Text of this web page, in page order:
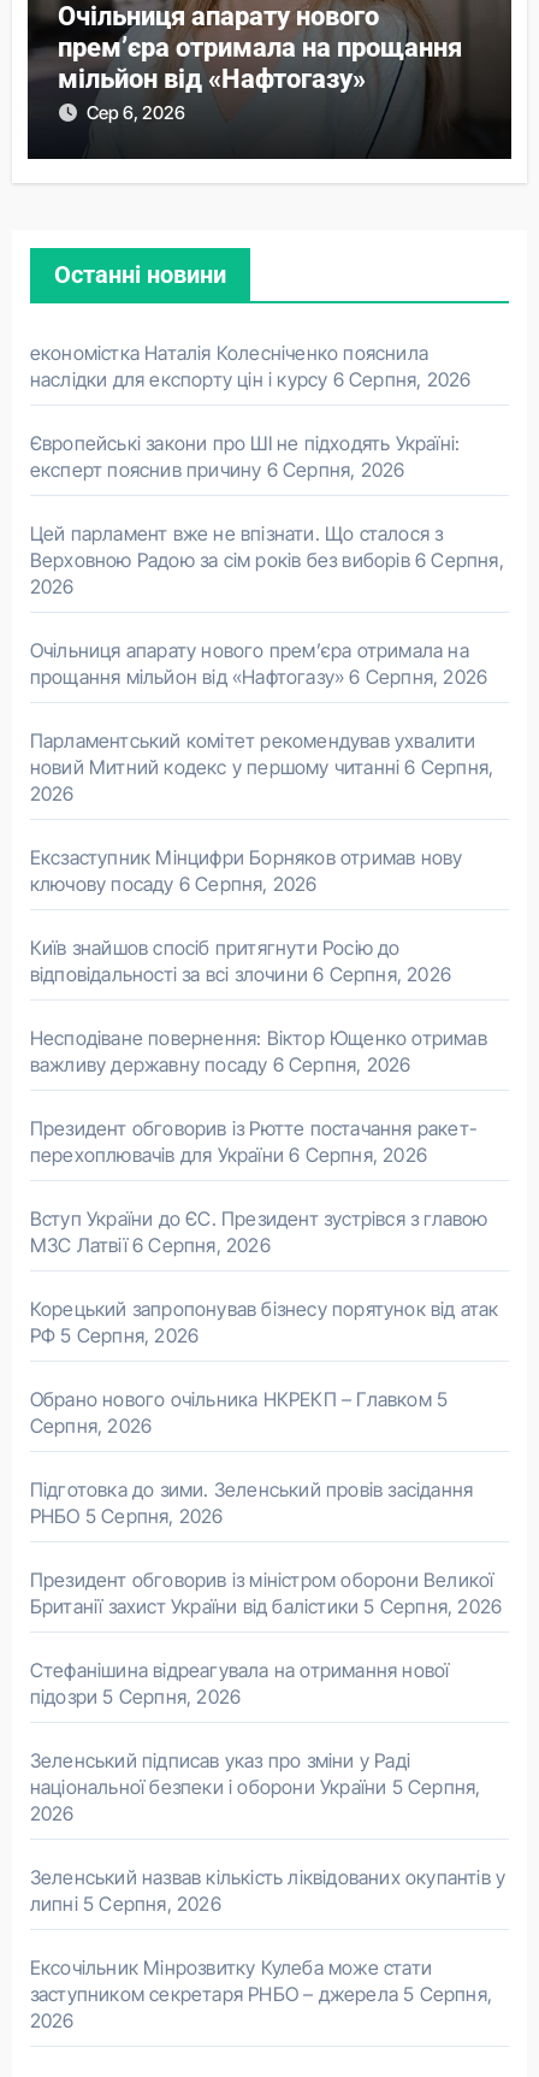
Очільниця апарату нового
прем’єра отримала на прощання
мільйон від «Нафтогазу»
Сер 6, 2026
Останні новини
економістка Наталія Колесніченко пояснила
наслідки для експорту цін і курсу 6 Серпня, 2026
Європейські закони про ШІ не підходять Україні:
експерт пояснив причину 6 Серпня, 2026
Цей парламент вже не впізнати. Що сталося з
Верховною Радою за сім років без виборів 6 Серпня,
2026
Очільниця апарату нового прем’єра отримала на
прощання мільйон від «Нафтогазу» 6 Серпня, 2026
Парламентський комітет рекомендував ухвалити
новий Митний кодекс у першому читанні 6 Серпня,
2026
Ексзаступник Мінцифри Борняков отримав нову
ключову посаду 6 Серпня, 2026
Київ знайшов спосіб притягнути Росію до
відповідальності за всі злочини 6 Серпня, 2026
Несподіване повернення: Віктор Ющенко отримав
важливу державну посаду 6 Серпня, 2026
Президент обговорив із Рютте постачання ракет-
перехоплювачів для України 6 Серпня, 2026
Вступ України до ЄС. Президент зустрівся з главою
МЗС Латвії 6 Серпня, 2026
Корецький запропонував бізнесу порятунок від атак
РФ 5 Серпня, 2026
Обрано нового очільника НКРЕКП – Главком 5
Серпня, 2026
Підготовка до зими. Зеленський провів засідання
РНБО 5 Серпня, 2026
Президент обговорив із міністром оборони Великої
Британії захист України від балістики 5 Серпня, 2026
Стефанішина відреагувала на отримання нової
підозри 5 Серпня, 2026
Зеленський підписав указ про зміни у Раді
національної безпеки і оборони України 5 Серпня,
2026
Зеленський назвав кількість ліквідованих окупантів у
липні 5 Серпня, 2026
Ексочільник Мінрозвитку Кулеба може стати
заступником секретаря РНБО – джерела 5 Серпня,
2026